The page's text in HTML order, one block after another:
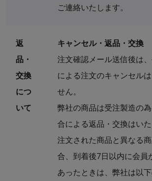
ご連絡いたします。
返
品・
交換
につ
いて
キャンセル・返品・交換
注文確認メール送信後は
による注文のキャンセル
せん。
弊社の商品は受注製造の
合による返品・交換はいた
注文された商品と異なる
合、到着後7日以内に会員
あったときは、弊社は以